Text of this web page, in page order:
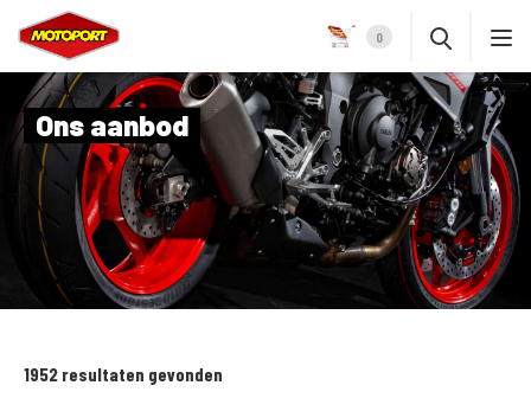
0
Ons aanbod
1952 resultaten gevonden